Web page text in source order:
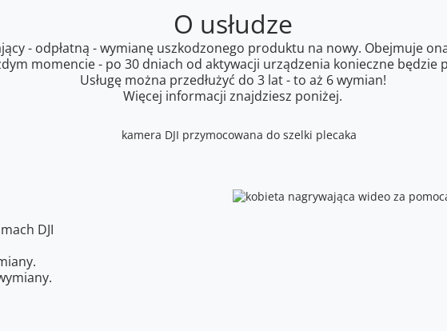
O usłudze
- odpłatną - wymianę uszkodzonego produktu na nowy. Obejmuje
momencie - po 30 dniach od aktywacji urządzenia konieczne będzie
Usługę można przedłużyć do 3 lat - to aż 6 wymian!
Więcej informacji znajdziesz poniżej.
DJI